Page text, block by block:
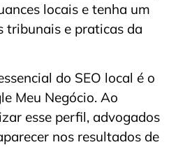
locais e tenha um
tribunais e praticas da
do SEO local é o
Meu Negócio. Ao
esse perfil, advogados
nos resultados de